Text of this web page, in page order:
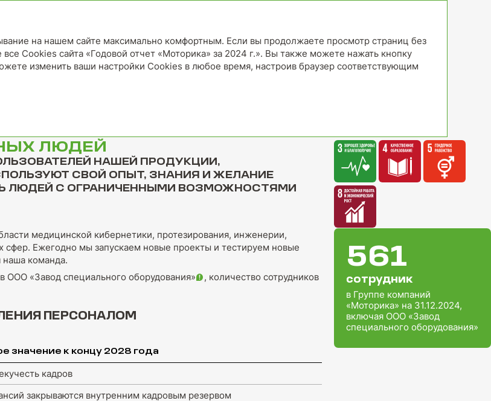
ЛЮДЕЙ
НАШЕЙ ПРОДУКЦИИ,
СВОЙ ОПЫТ, ЗНАНИЯ И ЖЕЛАНИЕ
ЛЮДЕЙ С ОГРАНИЧЕННЫМИ ВОЗМОЖНОСТЯМИ
561
сотрудник
в Группе компаний
«Моторика» на 31.12.2024,
включая ООО «Завод
специального оборудования»
медицинской кибернетики, протезирования, инженерии,
сфер. Ежегодно мы запускаем новые проекты и тестируем новые
наша команда.
«Завод специального оборудования»
, количество сотрудников
ПЕРСОНАЛОМ
значение к концу 2028 года
кадров
закрываются внутренним кадровым резервом
на нашем сайте максимально комфортным. Если вы продолжаете просмотр страниц без
Cookies сайта «Годовой отчет «Моторика» за 2024 г.». Вы также можете нажать кнопку
изменить ваши настройки Cookies в любое время, настроив браузер соответствующим